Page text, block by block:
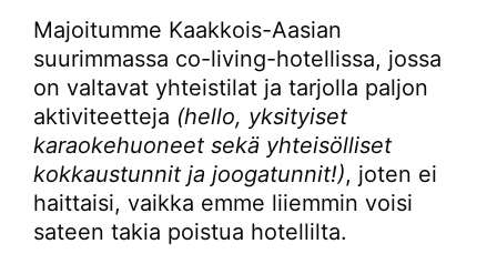
Majoitumme Kaakkois-Aasian
suurimmassa co-living-hotellissa, jossa
on valtavat yhteistilat ja tarjolla paljon
aktiviteetteja (hello, yksityiset
karaokehuoneet sekä yhteisölliset
kokkaustunnit ja joogatunnit!), joten ei
haittaisi, vaikka emme liiemmin voisi
sateen takia poistua hotellilta.